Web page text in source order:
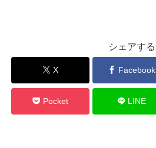
シェアする
X Facebook
Pocket LINE